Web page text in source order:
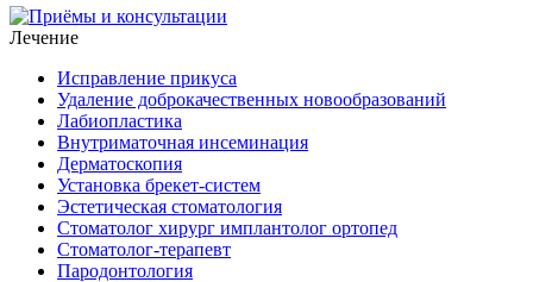
Лечение
Исправление прикуса
Удаление доброкачественных новообразований
Лабиопластика
Внутриматочная инсеминация
Дерматоскопия
Установка брекет-систем
Эстетическая стоматология
Стоматолог хирург имплантолог ортопед
Стоматолог-терапевт
Пародонтология